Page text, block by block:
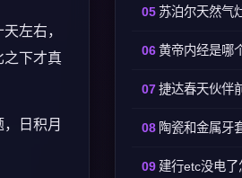
左右，
之下才真
日积月